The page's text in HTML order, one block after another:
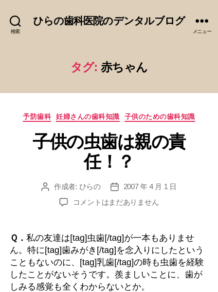
検索
ひらの歯科医院のデンタルブログ
メニュー
タグ: 赤ちゃん
カ
ゴ
リ
ー
予防歯科 妊婦さんの歯科知識 子供のための歯科知識
子供の虫歯は親の責
任！？
投 作成者: ひらの
投
稿
日
2007 年 4 月 1 日
子
虫
歯
は
親
の
責
コメントはまだありません
Ｑ． 私の友達は[tag]虫歯[/tag]が一本もありませ
ん。特に[tag]歯みがき[/tag]を念入りにしたという
こともないのに、[tag]乳歯[/tag]の時も虫歯を経験
したことがないそうです。羨ましいことに、歯が
しみる感覚も全くわからないとか。